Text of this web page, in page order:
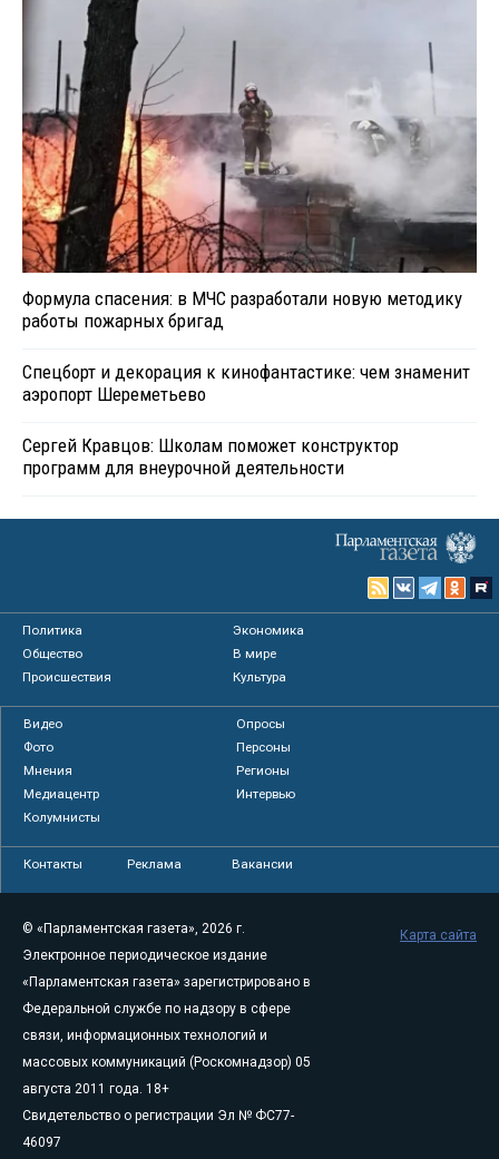
Формула спасения: в МЧС разработали новую методику
работы пожарных бригад
Спецборт и декорация к кинофантастике: чем знаменит
аэропорт Шереметьево
Сергей Кравцов: Школам поможет конструктор
программ для внеурочной деятельности
Политика
Экономика
Общество
В мире
Происшествия
Культура
Видео
Опросы
Фото
Персоны
Мнения
Регионы
Медиацентр
Интервью
Колумнисты
Контакты Реклама Вакансии
© «Парламентская газета», 2026 г.
Электронное периодическое издание
«Парламентская газета» зарегистрировано в
Федеральной службе по надзору в сфере
связи, информационных технологий и
массовых коммуникаций (Роскомнадзор) 05
августа 2011 года. 18+
Свидетельство о регистрации Эл № ФС77-
46097
Карта сайта